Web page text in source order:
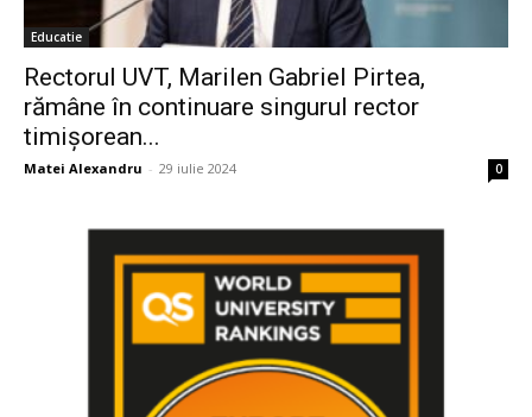
Educatie
Rectorul UVT, Marilen Gabriel Pirtea,
rămâne în continuare singurul rector
timișorean...
Matei Alexandru - 29 iulie 2024 0